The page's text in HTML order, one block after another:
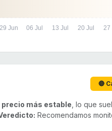
29 Jun 06 Jul 13 Jul 20 Jul 27
🔴
precio más estable , lo que
Recomendamos